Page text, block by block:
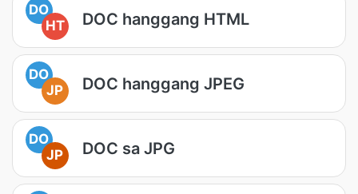
DO
HT
DOC hanggang HTML
DO
JP
DOC hanggang JPEG
DO
JP
DOC sa JPG